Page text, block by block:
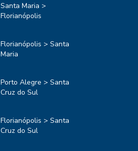
Santa Maria >
Florianópolis
Florianópolis > Santa
Maria
Porto Alegre > Santa
Cruz do Sul
Florianópolis > Santa
Cruz do Sul